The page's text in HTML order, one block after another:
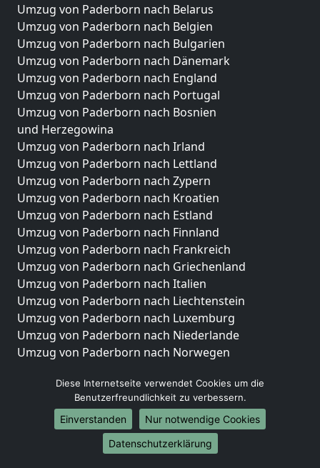
Umzug von Paderborn nach Belarus
Umzug von Paderborn nach Belgien
Umzug von Paderborn nach Bulgarien
Umzug von Paderborn nach Dänemark
Umzug von Paderborn nach England
Umzug von Paderborn nach Portugal
Umzug von Paderborn nach Bosnien
und Herzegowina
Umzug von Paderborn nach Irland
Umzug von Paderborn nach Lettland
Umzug von Paderborn nach Zypern
Umzug von Paderborn nach Kroatien
Umzug von Paderborn nach Estland
Umzug von Paderborn nach Finnland
Umzug von Paderborn nach Frankreich
Umzug von Paderborn nach Griechenland
Umzug von Paderborn nach Italien
Umzug von Paderborn nach Liechtenstein
Umzug von Paderborn nach Luxemburg
Umzug von Paderborn nach Niederlande
Umzug von Paderborn nach Norwegen
Umzüge-Deutschlandweit
Umzug von Paderborn nach Berlin
Umzug von Paderborn nach Hamburg
Umzug von Paderborn nach München
Umzug von Paderborn nach Köln
Diese Internetseite verwendet Cookies um die
Benutzerfreundlichkeit zu verbessern.
Einverstanden
Nur notwendige Cookies
Datenschutzerklärung